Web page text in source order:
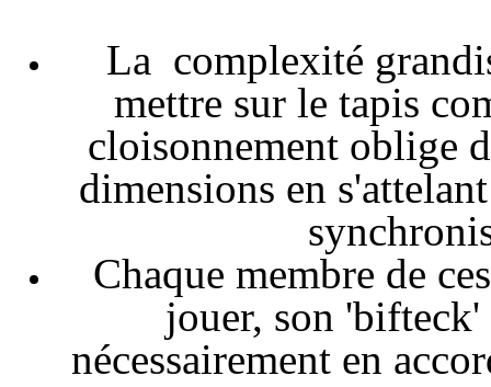
La complexité
mettre sur le tapis
cloisonnement oblige
dimensions en
Chaque membre de
jouer, son 'bifteck'
nécessairement en